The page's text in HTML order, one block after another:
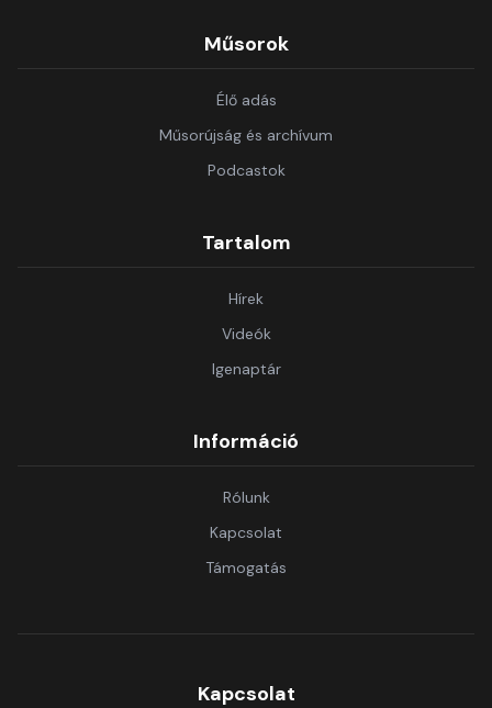
Műsorok
Élő adás
Műsorújság és archívum
Podcastok
Tartalom
Hírek
Videók
Igenaptár
Információ
Rólunk
Kapcsolat
Támogatás
Kapcsolat